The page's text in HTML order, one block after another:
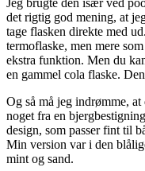
Jeg brugte den især ved
det rigtig god mening, at
tage flasken direkte med
termoflaske, men mere
ekstra funktion. Men du
en gammel cola flaske.
Og så må jeg indrømme,
noget fra en
design, som passer fint til
Min version var i den
mint og sand.